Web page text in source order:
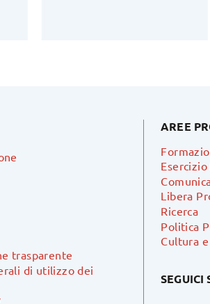
trasparente
di utilizzo dei
AREE
Libera
Ricerca
Politica
Cultura
SEGUICI